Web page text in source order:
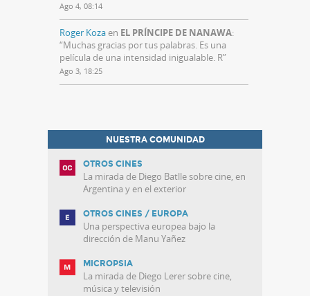
Ago 4, 08:14
Roger Kozaen EL PRÍNCIPE DE NANAWA:
“Muchas gracias por tus palabras. Es una
película de una intensidad inigualable. R”
Ago 3, 18:25
NUESTRA COMUNIDAD
OTROS CINES
La mirada de Diego Batlle sobre cine, en
Argentina y en el exterior
OTROS CINES / EUROPA
Una perspectiva europea bajo la
dirección de Manu Yañez
MICROPSIA
La mirada de Diego Lerer sobre cine,
música y televisión